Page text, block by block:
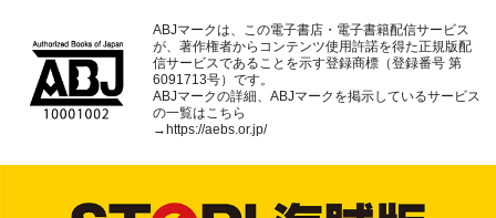
ABJマークは、この電子書店・電子書籍配信サービス
が、著作権者からコンテンツ使用許諾を得た正規版配
信サービスであることを示す登録商標（登録番号 第
6091713号）です。
ABJマークの詳細、ABJマークを掲示しているサービス
の一覧はこちら
→https://aebs.or.jp/